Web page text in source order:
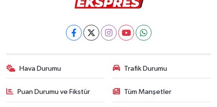
Hava Durumu Trafik Durumu
Puan Durumu ve Fikstür Tüm Manşetler